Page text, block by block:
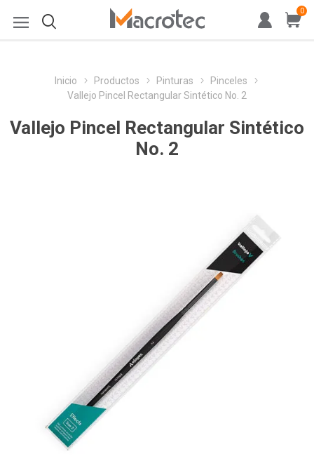
0
Inicio Productos Pinturas
Pinceles
Vallejo Pincel Rectangular Sintético No. 2
Vallejo Pincel Rectangular Sintético
No. 2